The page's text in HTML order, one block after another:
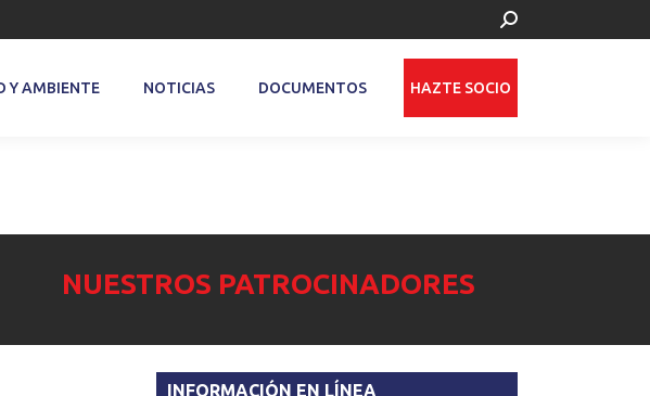
Buscar:
Y AMBIENTE NOTICIAS DOCUMENTOS HAZTE SOCIO
NUESTROS PATROCINADORES
INFORMACIÓN EN LÍNEA